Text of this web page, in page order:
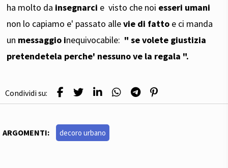
ha molto da insegnarci e visto che noi esseri umani
non lo capiamo e' passato allevie di fatto e ci manda
un messaggio inequivocabile: " se volete giustizia
pretendetela perche' nessuno ve la regala ".
Condividi su:
ARGOMENTI: decoro urbano